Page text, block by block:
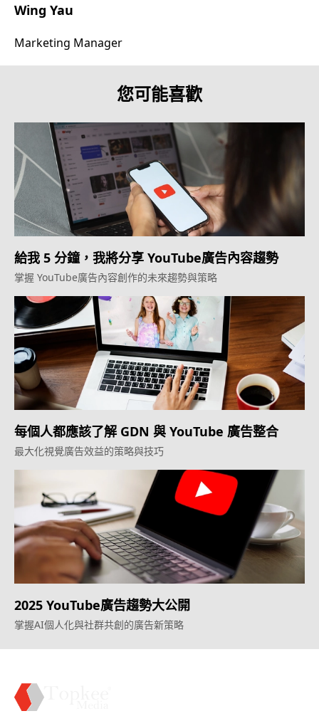
Wing Yau
Marketing Manager
您可能喜歡
給我 5 分鐘，我將分享 YouTube廣告內容趨勢
掌握 YouTube廣告內容創作的未來趨勢與策略
每個人都應該了解 GDN 與 YouTube 廣告整合
最大化視覺廣告效益的策略與技巧
2025 YouTube廣告趨勢大公開
掌握AI個人化與社群共創的廣告新策略